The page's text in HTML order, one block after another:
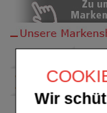
Wir